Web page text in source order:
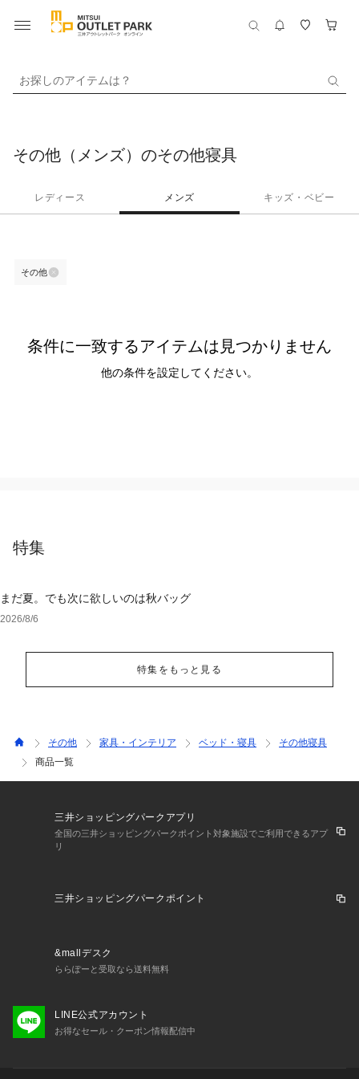
お探しのアイテムは？
その他（メンズ）のその他寝具
レディース メンズ キッズ・ベビー
その他
条件に一致するアイテムは見つかりません
他の条件を設定してください。
特集
まだ夏。でも次に欲しいのは秋バッグ
2026/8/6
特集をもっと見る
その他 家具・インテリア ベッド・寝具
その他寝具
商品一覧
三井ショッピングパークアプリ
全国の三井ショッピングパークポイント対象施設でご利用できるアプ
リ
三井ショッピングパークポイント
&mallデスク
ららぽーと受取なら送料無料
LINE公式アカウント
お得なセール・クーポン情報配信中